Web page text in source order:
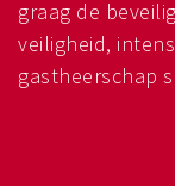
graag de
veiligheid,
gastheerschap